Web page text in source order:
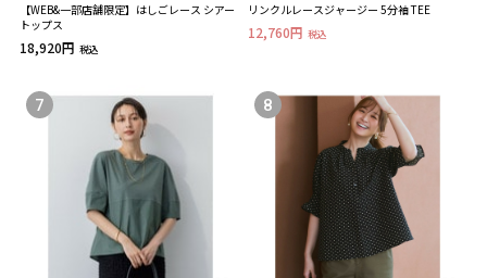
【WEB&一部店舗限定】はしごレース シアー
トップス
18,920円 税込
リンクルレースジャージー 5分袖 TEE
12,760円 税込
7 8